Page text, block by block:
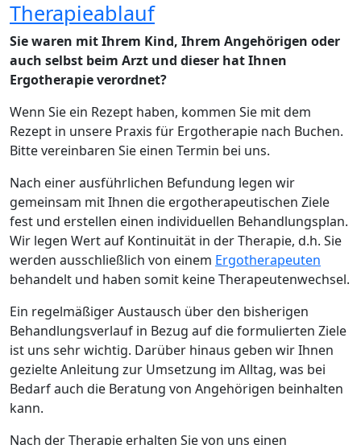
Therapieablauf
Sie waren mit Ihrem Kind, Ihrem Angehörigen oder
auch selbst beim Arzt und dieser hat Ihnen
Ergotherapie verordnet?
Wenn Sie ein Rezept haben, kommen Sie mit dem
Rezept in unsere Praxis für Ergotherapie nach Buchen.
Bitte vereinbaren Sie einen Termin bei uns.
Nach einer ausführlichen Befundung legen wir
gemeinsam mit Ihnen die ergotherapeutischen Ziele
fest und erstellen einen individuellen Behandlungsplan.
Wir legen Wert auf Kontinuität in der Therapie, d.h. Sie
werden ausschließlich von einem Ergotherapeuten
behandelt und haben somit keine Therapeutenwechsel.
Ein regelmäßiger Austausch über den bisherigen
Behandlungsverlauf in Bezug auf die formulierten Ziele
ist uns sehr wichtig. Darüber hinaus geben wir Ihnen
gezielte Anleitung zur Umsetzung im Alltag, was bei
Bedarf auch die Beratung von Angehörigen beinhalten
kann.
Nach der Therapie erhalten Sie von uns einen